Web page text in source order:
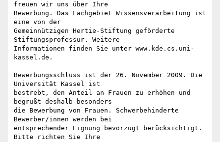
freuen wir uns über Ihre
Bewerbung. Das Fachgebiet Wissensverarbeitung ist
eine von der
Gemeinnützigen Hertie-Stiftung geförderte
Stiftungsprofessur. Weitere
Informationen finden Sie unter www.kde.cs.uni-
kassel.de.
Bewerbungsschluss ist der 26. November 2009. Die
Universität Kassel ist
bestrebt, den Anteil an Frauen zu erhöhen und
begrüßt deshalb besonders
die Bewerbung von Frauen. Schwerbehinderte
Bewerber/innen werden bei
entsprechender Eignung bevorzugt berücksichtigt.
Bitte richten Sie Ihre